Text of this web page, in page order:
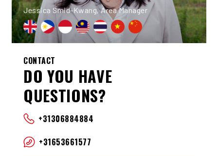
Jessica Smid-Kwang, Area Manager
CONTACT
DO YOU HAVE
QUESTIONS?
+31306884884
+31653661577